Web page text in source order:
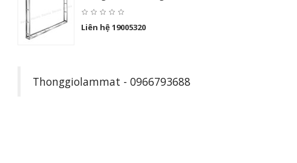
Liên hệ 19005320
Thonggiolammat - 0966793688